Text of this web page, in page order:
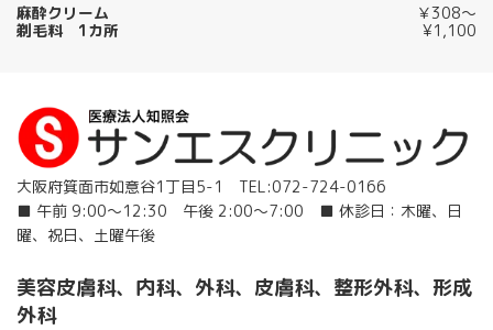
麻酔クリーム
￥308～
剃毛料 1カ所
¥1,100
大阪府箕面市如意谷1丁目5-1 TEL:072-724-0166
■ 午前 9:00〜12:30 午後 2:00〜7:00 ■ 休診日：木曜、日
曜、祝日、土曜午後
美容皮膚科、内科、外科、皮膚科、整形外科、形成
外科